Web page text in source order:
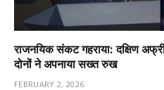
राजनयिक संकट गहराया: दक्षिण
दोनों ने अपनाया सख्त रुख
FEBRUARY 2, 2026